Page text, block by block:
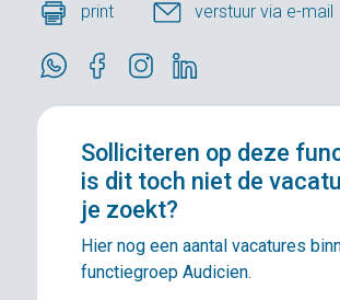
print verstuur via e-mail
Solliciteren op deze
is dit toch niet de
je zoekt?
Hier nog een aantal vacatures
functiegroep Audicien.